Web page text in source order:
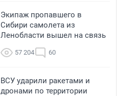
Экипаж пропавшего в
Сибири самолета из
Ленобласти вышел на связь
57 204 60
ВСУ ударили ракетами и
дронами по территории